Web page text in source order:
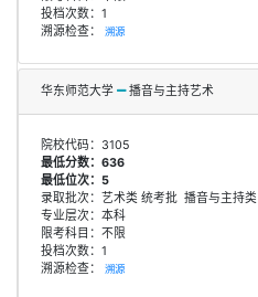
投档次数：1
溯源检查： 溯源
华东师范大学 播音与主持艺术
院校代码：3105
最低分数：636
最低位次：5
录取批次：艺术类 统考批 播音与主持类
专业层次：本科
限考科目：不限
投档次数：1
溯源检查： 溯源